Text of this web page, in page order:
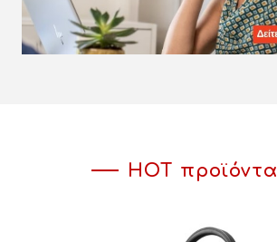
HOT προϊόντα